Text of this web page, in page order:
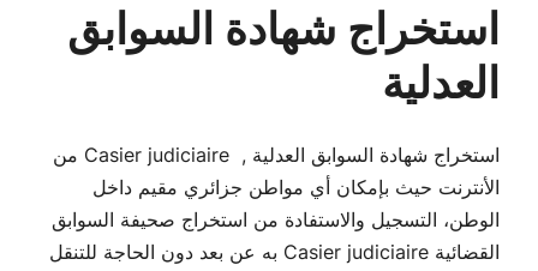
استخراج شهادة السوابق
العدلية
استخراج شهادة السوابق العدلية , Casier judiciaire من
الأنترنت حيث بإمكان أي مواطن جزائري مقيم داخل
الوطن، التسجيل والاستفادة من استخراج صحيفة السوابق
القضائية Casier judiciaire به عن بعد دون الحاجة للتنقل